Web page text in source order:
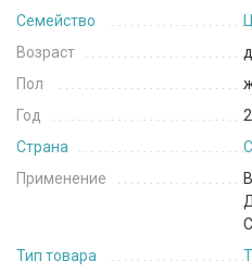
Семейство
Возраст
Пол
Год
Страна
Применение
Тип товара